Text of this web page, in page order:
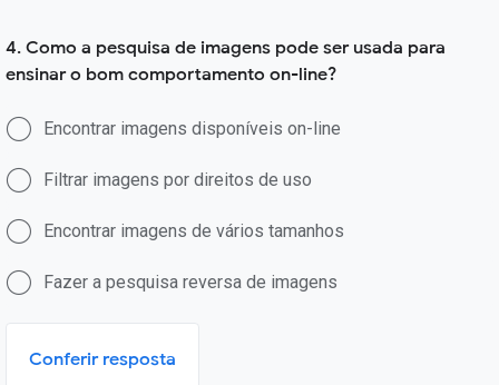
4. Como a pesquisa de imagens pode ser usada para
ensinar o bom comportamento on-line?
Encontrar imagens disponíveis on-line
Filtrar imagens por direitos de uso
Encontrar imagens de vários tamanhos
Fazer a pesquisa reversa de imagens
Conferir resposta